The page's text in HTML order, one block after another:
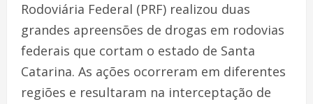
Rodoviária Federal (PRF) realizou duas
grandes apreensões de drogas em rodovias
federais que cortam o estado de Santa
Catarina. As ações ocorreram em diferentes
regiões e resultaram na interceptação de